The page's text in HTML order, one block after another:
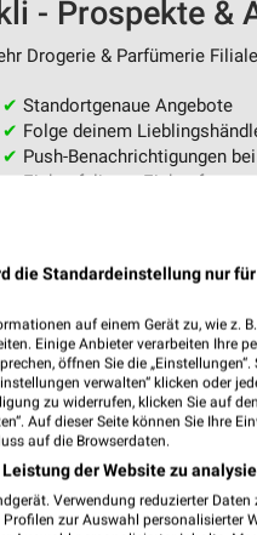
- Prospekte &
Drogerie & Parfümerie
✔ Standortgenaue Angebote
✔ Folge deinem
✔ Push-Benachrichtigungen
✔Einkaufsliste - Einkauf
die Standardeinstellung nur
auf einem Gerät zu, wie z.
Einige Anbieter verarbeiten Ihre
öffnen Sie die
verwalten“ klicken oder
zu widerrufen, klicken Sie auf
Auf dieser Seite können Sie Ihre
auf die Browserdaten.
der Website zu
Verwendung reduzierter
zur Auswahl personalisierter